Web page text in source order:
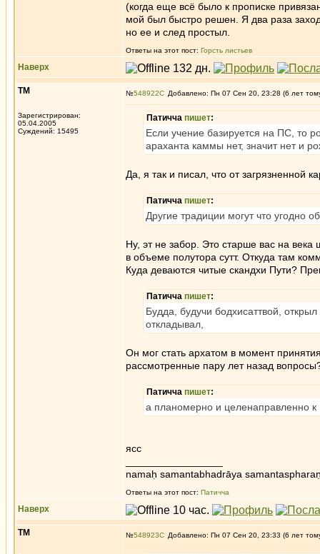
(когда еще всё было к прописке
мой был быстро решен. Я два раза
но ее и след простыл.
Ответы на этот пост: Горсть листьев
Наверх
ТМ
Зарегистрирован:
05.04.2005
Суждений: 15495
№548922 Добавлено: Пн 07 Сен 20, 23:28 (6 лет
Патичча пишет:
Если учение базируется на ПС, то
араханта каммы нет, значит нет и
Да, я так и писал, что от загрязненной
Патичча пишет:
Другие традиции могут что угодно
Ну, эт не забор. Это старше вас на века
в объеме полутора сутт. Откуда там
Куда деваются читые скандхи Пути?
Патичча пишет:
Будда, будучи бодхисаттвой,
откладывал,
Он мог стать архатом в момент
рассмотренные пару лет назад
Патичча пишет:
а планомерно и целенаправленно
ясс
namaḥ samantabhadrāya
Ответы на этот пост: Патичча
Наверх
ТМ №548923 Добавлено: Пн 07 Сен 20, 23:33 (6 лет